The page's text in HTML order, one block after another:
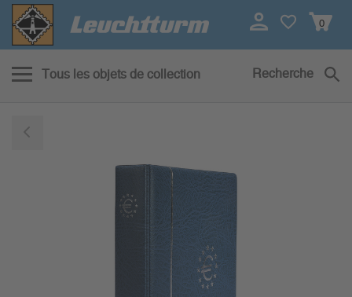
0
Tous les objets de collection Recherche